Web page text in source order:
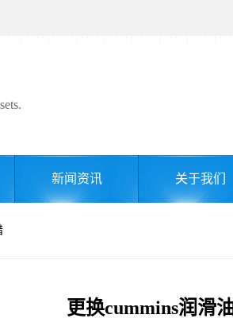
新闻资讯 关于我们
更换cummins润滑